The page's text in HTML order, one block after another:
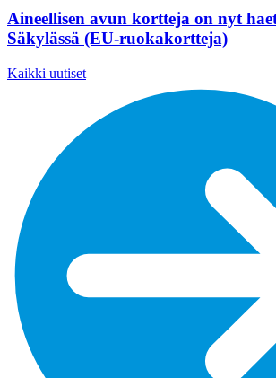
Aineellisen avun kortteja on nyt
Säkylässä (EU-ruokakortteja)
Kaikki uutiset